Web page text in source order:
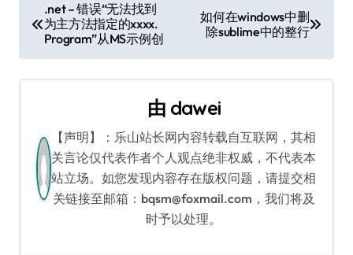
章
导
.net – 错误“无法找到
为主方法指定的xxxx.
Program”从MS示例创
如何在windows中删
除sublime中的整行
由 dawei
【声明】：乐山站长网内容转载自互联网，其相
关言论仅代表作者个人观点绝非权威，不代表本
站立场。如您发现内容存在版权问题，请提交相
关链接至邮箱：bqsm@foxmail.com，我们将及
时予以处理。